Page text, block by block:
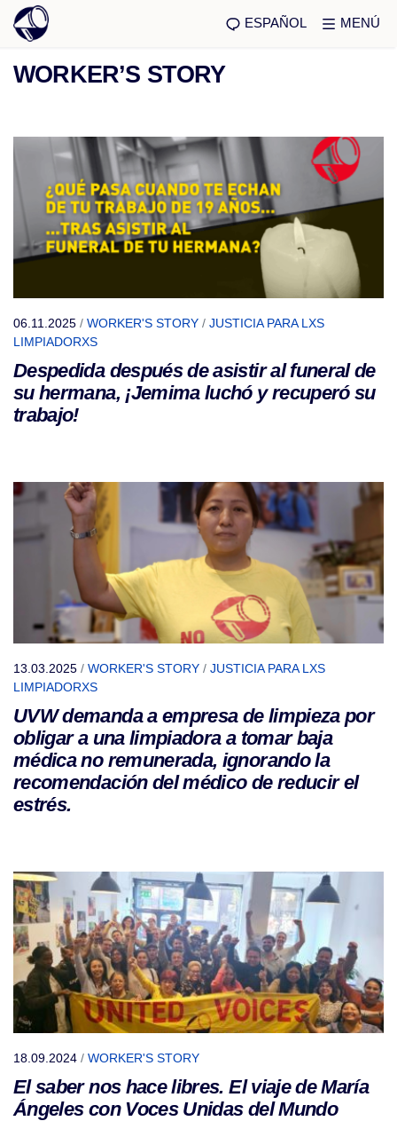
ESPAÑOL MENÚ
WORKER’S STORY
06.11.2025 / WORKER'S STORY / JUSTICIA PARA LXS
LIMPIADORXS
Despedida después de asistir al funeral de
su hermana, ¡Jemima luchó y recuperó su
trabajo!
13.03.2025 / WORKER'S STORY / JUSTICIA PARA LXS
LIMPIADORXS
UVW demanda a empresa de limpieza por
obligar a una limpiadora a tomar baja
médica no remunerada, ignorando la
recomendación del médico de reducir el
estrés.
18.09.2024 / WORKER'S STORY
El saber nos hace libres. El viaje de María
Ángeles con Voces Unidas del Mundo